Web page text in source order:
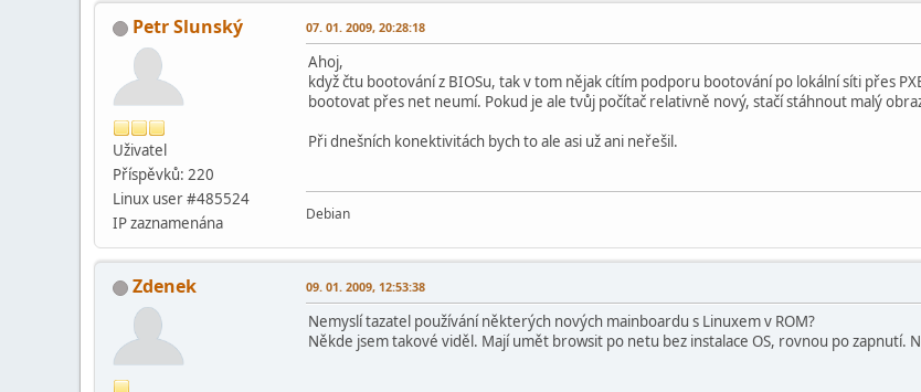
Petr Slunský
Uživatel
Příspěvků: 220
Linux user #485524
IP zaznamenána
07. 01. 2009, 20:28:18
Ahoj,
když čtu bootování z BIOSu, tak v tom nějak cítím podporu bootování po lokální síti přes
bootovat přes net neumí. Pokud je ale tvůj počítač relativně nový, stačí stáhnout malý
Při dnešních konektivitách bych to ale asi už ani neřešil.
Debian
Zdenek 09. 01. 2009, 12:53:38
Nemyslí tazatel používání některých nových mainboardu s Linuxem v ROM?
Někde jsem takové viděl. Mají umět browsit po netu bez instalace OS, rovnou po zapnutí.